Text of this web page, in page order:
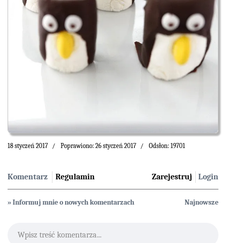
18 styczeń 2017 Poprawiono: 26 styczeń 2017 Odsłon: 19701
Komentarz Regulamin Login
Zarejestruj
» Informuj mnie o nowych komentarzach Najnowsze
Wpisz treść komentarza...